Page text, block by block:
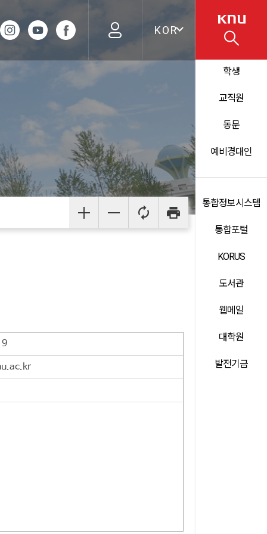
KOR
학생
교직원
동문
예비경대인
통합정보시스템
통합포털
KORUS
도서관
웹메일
대학원
발전기금